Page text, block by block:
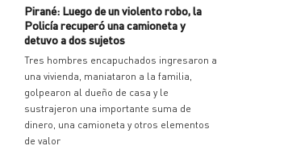
Pirané: Luego de un violento robo, la
Policía recuperó una camioneta y
detuvo a dos sujetos
Tres hombres encapuchados ingresaron a
una vivienda, maniataron a la familia,
golpearon al dueño de casa y le
sustrajeron una importante suma de
dinero, una camioneta y otros elementos
de valor